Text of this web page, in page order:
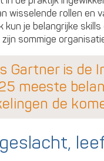
wisselende rollen en
kun je belangrijke
sommige
Gartner is de
meeste
de